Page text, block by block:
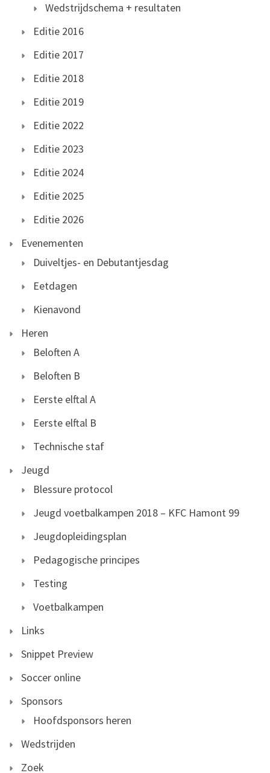
Wedstrijdschema + resultaten
Editie 2016
Editie 2017
Editie 2018
Editie 2019
Editie 2022
Editie 2023
Editie 2024
Editie 2025
Editie 2026
Evenementen
Duiveltjes- en Debutantjesdag
Eetdagen
Kienavond
Heren
Beloften A
Beloften B
Eerste elftal A
Eerste elftal B
Technische staf
Jeugd
Blessure protocol
Jeugd voetbalkampen 2018 – KFC Hamont 99
Jeugdopleidingsplan
Pedagogische principes
Testing
Voetbalkampen
Links
Snippet Preview
Soccer online
Sponsors
Hoofdsponsors heren
Wedstrijden
Zoek